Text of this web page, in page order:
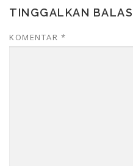
TINGGALKAN
KOMENTAR *